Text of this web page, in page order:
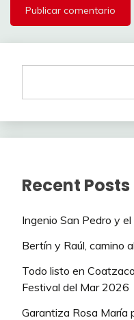
Recent Posts
Ingenio San Pedro y
Bertín y Raúl, camino
Todo listo en
Festival del Mar 2026
Garantiza Rosa María